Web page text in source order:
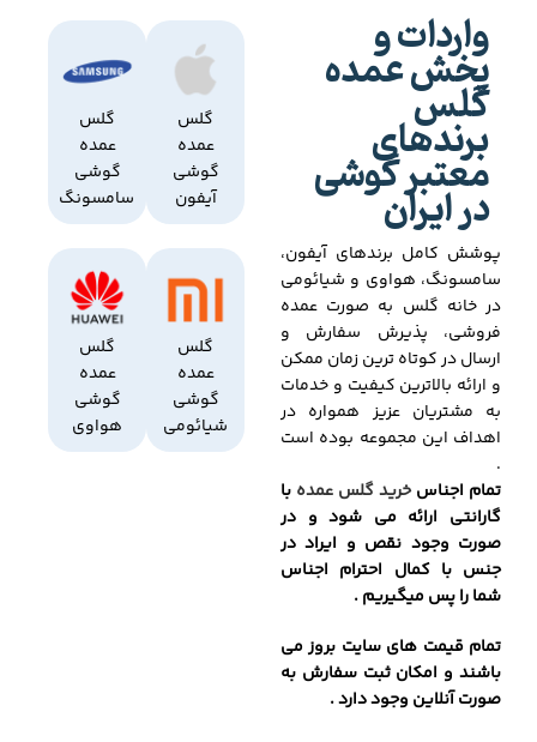
واردات و
پخش عمده
گلس
برندهای
معتبر گوشی
در ایران
پوشش کامل برندهای آیفون،
سامسونگ، هواوی و شیائومی
در خانه گلس به صورت عمده
فروشی، پذیرش سفارش و
ارسال در کوتاه ترین زمان ممکن
و ارائه بالاترین کیفیت و خدمات
به مشتریان عزیز همواره در
اهداف این مجموعه بوده است
.
تمام اجناسخرید گلس عمده با
گارانتی ارائه می شود و در
صورت وجود نقص و ایراد در
جنس با کمال احترام اجناس
شما را پس میگیریم .
تمام قیمت های سایت بروز می
باشند و امکان ثبت سفارش به
صورت آنلاین وجود دارد .
گلس
عمده
گوشی
آیفون
گلس
عمده
گوشی
سامسونگ
گلس
عمده
گوشی
شیائومی
گلس
عمده
گوشی
هواوی